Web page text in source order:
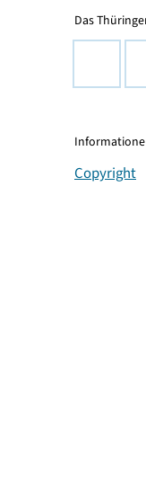
Das
Copyright